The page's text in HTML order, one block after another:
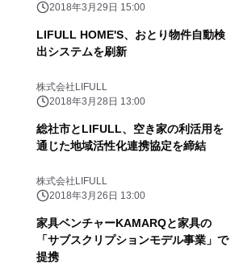
2018年3月29日 15:00
LIFULL HOME'S、おとり物件自動検
出システムを刷新
株式会社LIFULL
2018年3月28日 13:00
総社市とLIFULL、空き家の利活用を
通じた地域活性化連携協定を締結
株式会社LIFULL
2018年3月26日 13:00
家具ベンチャーKAMARQと家具の
「サブスクリプションモデル事業」で
提携